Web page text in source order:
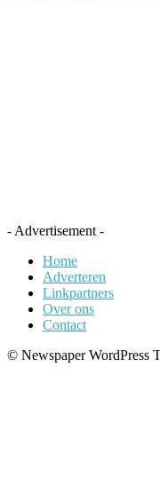
- Advertisement -
Home
Adverteren
Linkpartners
Over ons
Contact
© Newspaper WordPress